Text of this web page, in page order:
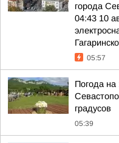
города
04:43 10
05:57
Погода на
градусов
05:39